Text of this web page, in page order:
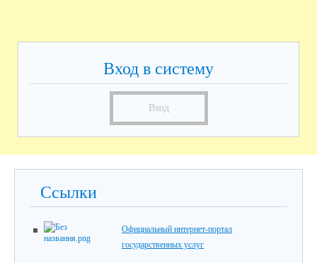
Вход в систему
Вход
Ссылки
Официальный интернет-портал
государственных услуг